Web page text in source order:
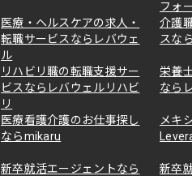
フォ
医療・ヘルスケアの求人・
転職サービスならレバウェ
ル
介護
スな
リハビリ職の転職支援サー
ビスならレバウェルリハビ
リ
栄養
なら
医療看護介護のお仕事探し
ならmikaru
メキ
新卒就活エージェントなら
新卒